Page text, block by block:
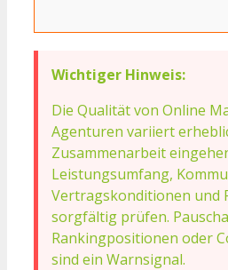
Wichtiger Hinweis:
Die Qualität von Online
Agenturen variiert
Zusammenarbeit
Leistungsumfang,
Vertragskonditionen und
sorgfältig prüfen.
Rankingpositionen oder
sind ein Warnsignal.